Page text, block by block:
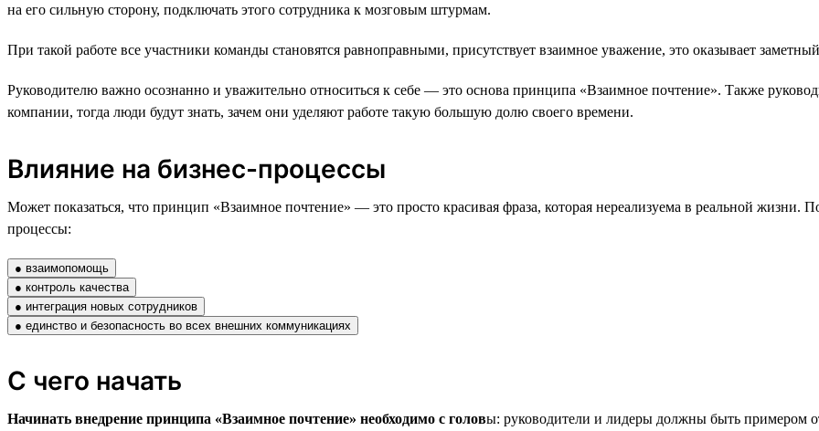
на его сильную сторону, подключать этого сотрудника к мозговым штурмам.
При такой работе все участники команды становятся равноправными, присутствует взаимное уважение, это оказывает
Руководителю важно осознанно и уважительно относиться к себе — это основа принципа «Взаимное почтение». Также
компании, тогда люди будут знать, зачем они уделяют работе такую большую долю своего времени.
Влияние на бизнес-процессы
Может показаться, что принцип «Взаимное почтение» — это просто красивая фраза, которая нереализуема в реальной жизни.
процессы:
● взаимопомощь
● контроль качества
● интеграция новых сотрудников
● единство и безопасность во всех внешних коммуникациях
С чего начать
Начинать внедрение принципа «Взаимное почтение» необходимо с головы: руководители и лидеры должны быть примером